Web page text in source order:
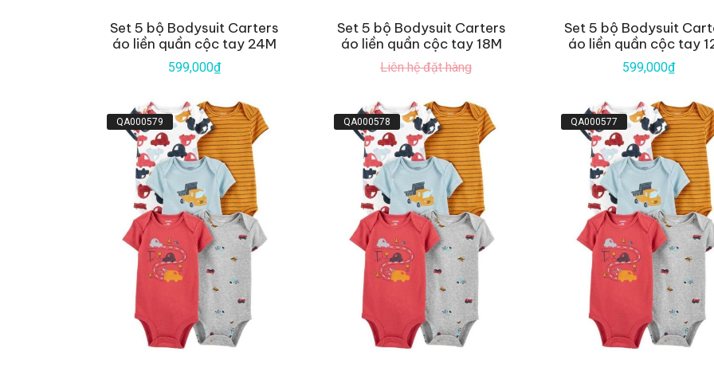
Set 5 bộ Bodysuit Carters
áo liền quần cộc tay 24M
599,000₫
Set 5 bộ Bodysuit Carters
áo liền quần cộc tay 18M
Liên hệ đặt hàng
Set 5 bộ Bodysuit
áo liền quần cộc tay
599,000₫
QA000579 QA000578 QA000577